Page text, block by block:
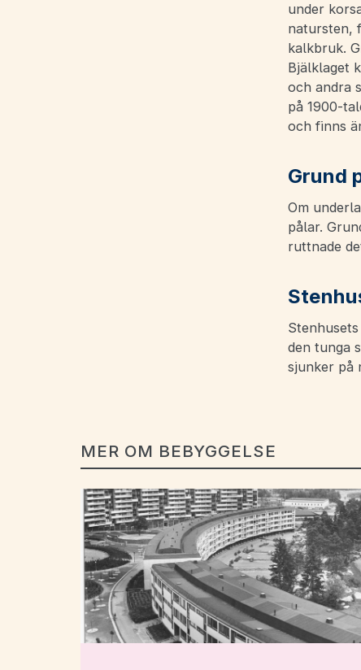
under
natursten,
kalkbruk.
Bjälklaget
och andra
på 1900-
och finns
Grund
Om
pålar.
ruttnade
den tunga
sjunker på
MER OM BEBYGGELSE